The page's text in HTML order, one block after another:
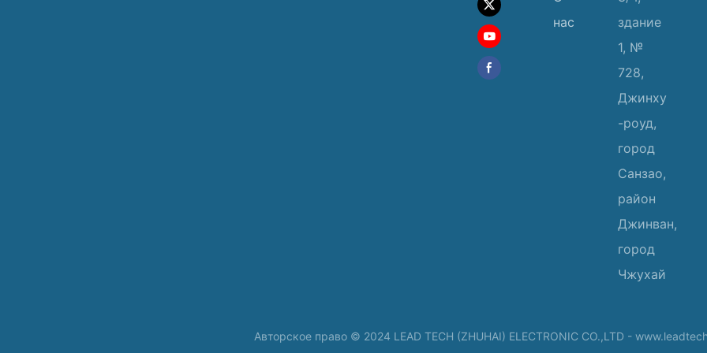
нас
здание
1, №
728,
Джинху
-роуд,
город
Санзао,
район
Джинван,
город
Чжухай
Авторское право © 2024 LEAD TECH (ZHUHAI) ELECTRONIC CO.,LTD -